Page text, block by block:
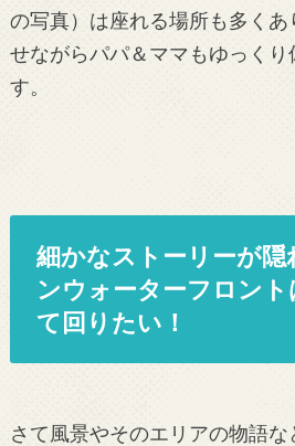
の写真）は座れる場所も多く
せながらパパ＆ママもゆっくり
す。
細かなストーリーが隠
ンウォーターフロン
て回りたい！
さて風景やそのエリアの物語